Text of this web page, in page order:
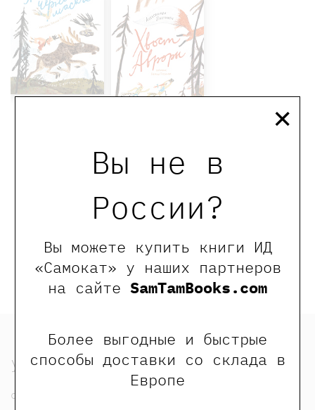
Вы не в
России?
Вы можете купить книги ИД
«Самокат» у наших партнеров
на сайте SamTamBooks.com
Более выгодные и быстрые
способы доставки со склада в
Европе
×
1280 ₽
Лахтинен
Александра
узнать
о нас